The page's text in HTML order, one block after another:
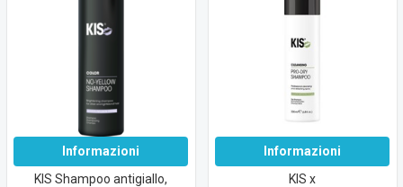
Informazioni
KIS Shampoo antigiallo,
Informazioni
KIS x